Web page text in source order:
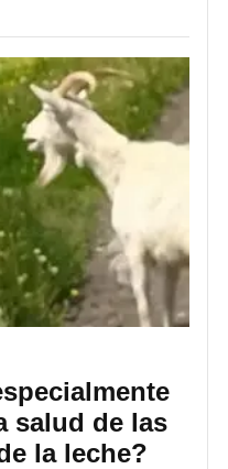
salud de las
la leche?